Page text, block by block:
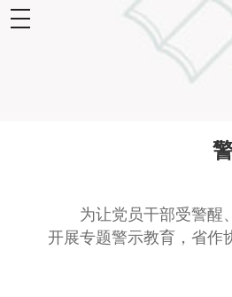
toggle
为让党员干部受警醒
开展专题警示教育， 省作